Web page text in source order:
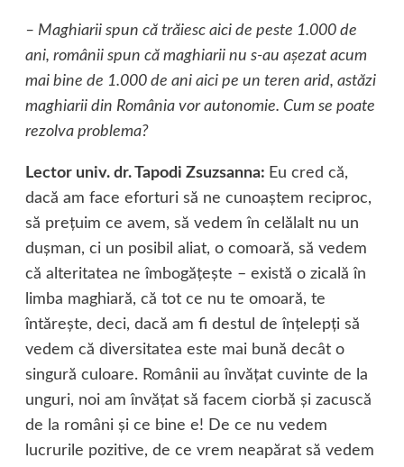
– Maghiarii spun că trăiesc aici de peste 1.000 de
ani, românii spun că maghiarii nu s-au aşezat acum
mai bine de 1.000 de ani aici pe un teren arid, astăzi
maghiarii din România vor autonomie. Cum se poate
rezolva problema?
Lector univ. dr. Tapodi Zsuzsanna: Eu cred că,
dacă am face eforturi să ne cunoaştem reciproc,
să preţuim ce avem, să vedem în celălalt nu un
duşman, ci un posibil aliat, o comoară, să vedem
că alteritatea ne îmbogăţeşte – există o zicală în
limba maghiară, că tot ce nu te omoară, te
întăreşte, deci, dacă am fi destul de înţelepţi să
vedem că diversitatea este mai bună decât o
singură culoare. Românii au învăţat cuvinte de la
unguri, noi am învăţat să facem ciorbă şi zacuscă
de la români şi ce bine e! De ce nu vedem
lucrurile pozitive, de ce vrem neapărat să vedem